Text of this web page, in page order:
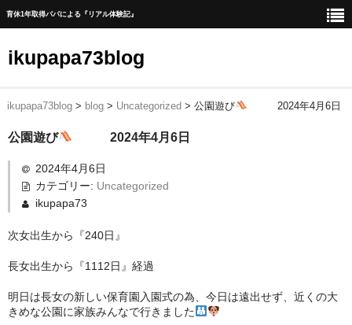
育休1年取得パパによる『リアル体験記』
ikupapa73blog
ホーム
blog
1年間の育児休暇取得までの道のり
育児休暇中の一日の流れ
育児休暇中に育児以外で実施したこと
育児休暇中に家事時短、育児に貢献した家電一覧
赤ちゃんの1人ねんね方法
ikupapa73blog > blog > Uncategorized >公園遊び 2024年4月6日
公園遊び 2024年4月6日
2024年4月6日
カテゴリー: Uncategorized
ikupapa73
次女出生から『240日』
長女出生から『1112日』経過
明日は長女の新しい保育園入園式の為、今日は遠出せず、近くの大
きめな公園に家族みんなで行きました